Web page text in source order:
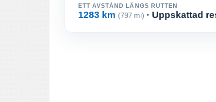
ETT AVSTÅND LÄNGS RUTTEN
1283 km (797 mi) · Uppskattad